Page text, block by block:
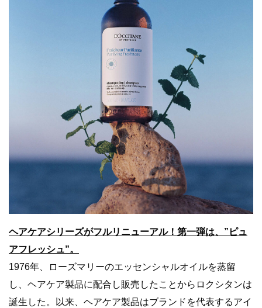
ヘアケアシリーズがフルリニューアル！第一弾は、”ピュ
アフレッシュ”。
1976年、ローズマリーのエッセンシャルオイルを蒸留
し、ヘアケア製品に配合し販売したことからロクシタンは
誕生した。以来、ヘアケア製品はブランドを代表するアイ